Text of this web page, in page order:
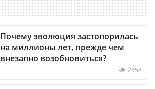
Почему эволюция застопорилась
на миллионы лет, прежде чем
внезапно возобновиться?
2558